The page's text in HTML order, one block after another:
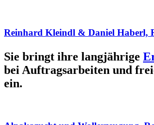
Reinhard Kleindl & Daniel Haberl,
Sie bringt ihre langjährige
bei Auftragsarbeiten und
ein.